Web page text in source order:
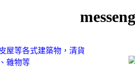
屋等各式建築物，清貨
雜物等